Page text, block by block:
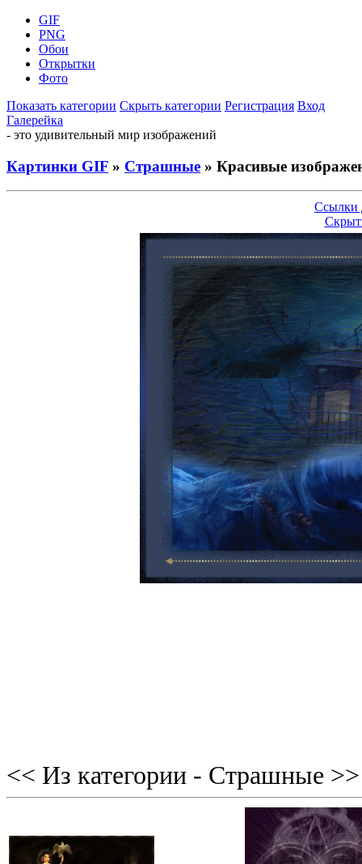
GIF
PNG
Обои
Открытки
Фото
Показать категории Скрыть категории Регистрация Вход
Галерейка
- это удивительный мир изображений
Картинки GIF » Страшные » Красивые
Ссылки
<< Из категории - Страшные >>